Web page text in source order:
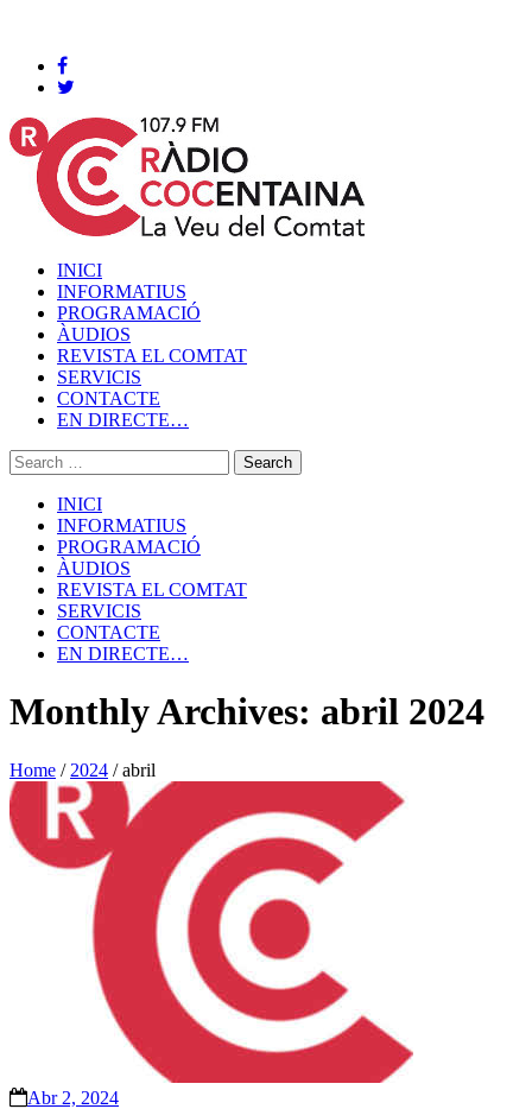
INICI
INFORMATIUS
PROGRAMACIÓ
ÀUDIOS
REVISTA EL COMTAT
SERVICIS
CONTACTE
EN DIRECTE…
INICI
INFORMATIUS
PROGRAMACIÓ
ÀUDIOS
REVISTA EL COMTAT
SERVICIS
CONTACTE
EN DIRECTE…
Monthly Archives: abril 2024
Home / 2024 /abril
Abr 2, 2024